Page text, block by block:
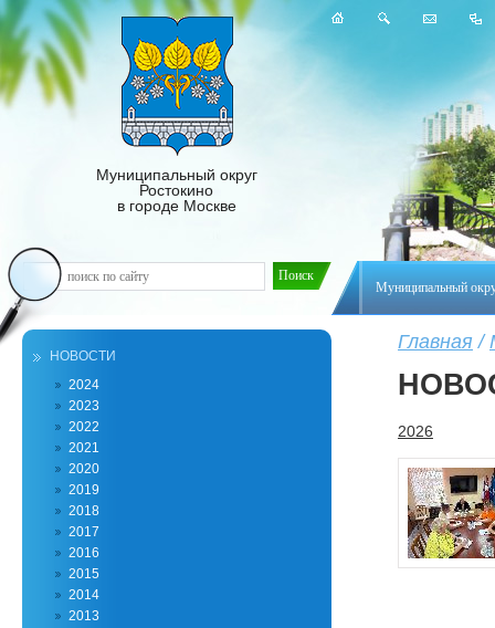
Муниципальный
Муниципальный округ
Ростокино
в городе Москве
Главная /
2026
НОВОСТИ
2024
2023
2022
2021
2020
2019
2018
2017
2016
2015
2014
2013